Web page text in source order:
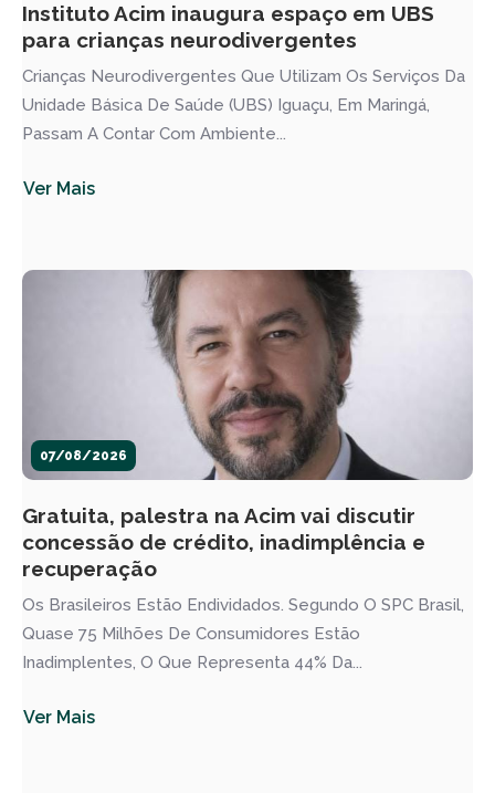
Instituto Acim inaugura espaço em UBS
para crianças neurodivergentes
Crianças Neurodivergentes Que Utilizam Os Serviços Da
Unidade Básica De Saúde (UBS) Iguaçu, Em Maringá,
Passam A Contar Com Ambiente...
Ver Mais
07/08/2026
Gratuita, palestra na Acim vai discutir
concessão de crédito, inadimplência e
recuperação
Os Brasileiros Estão Endividados. Segundo O SPC Brasil,
Quase 75 Milhões De Consumidores Estão
Inadimplentes, O Que Representa 44% Da...
Ver Mais